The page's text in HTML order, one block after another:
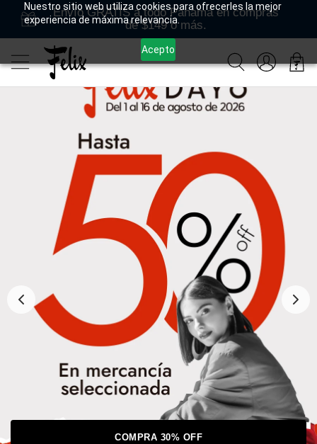
Nuestro sitio web utiliza cookies para ofrecerles la mejor
experiencia de máxima relevancia.
Acepto
Envío GRATIS a todo Panamá en compras
de $149 o más.
COMPRA 30% OFF